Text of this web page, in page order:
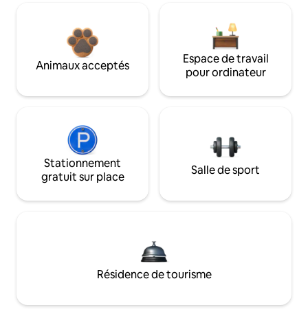
Animaux acceptés
Espace de travail
pour ordinateur
Stationnement
gratuit sur place
Salle de sport
Résidence de tourisme